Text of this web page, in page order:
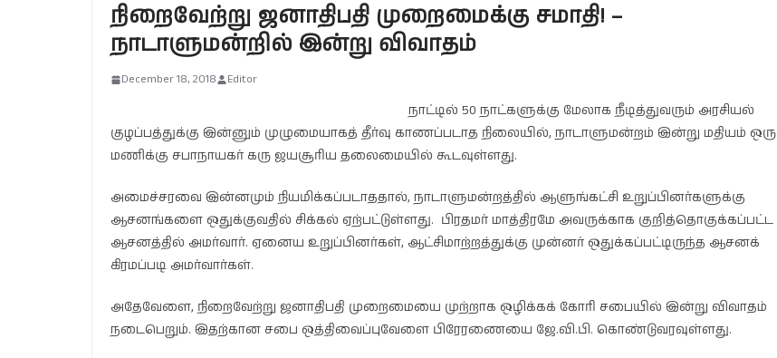
நிறைவேற்று ஜனாதிபதி முறைமைக்கு சமாதி! –
நாடாளுமன்றில் இன்று விவாதம்
December 18, 2018 Editor
நாட்டில் 50 நாட்களுக்கு மேலாக நீடித்துவரும் அரசியல்
குழப்பத்துக்கு இன்னும் முழுமையாகத் தீர்வு காணப்படாத நிலையில், நாடாளுமன்றம் இன்று மதியம் ஒரு
மணிக்கு சபாநாயகர் கரு ஜயசூரிய தலைமையில் கூடவுள்ளது.
அமைச்சரவை இன்னமும் நியமிக்கப்படாததால், நாடாளுமன்றத்தில் ஆளுங்கட்சி உறுப்பினர்களுக்கு
ஆசனங்களை ஒதுக்குவதில் சிக்கல் ஏற்பட்டுள்ளது. பிரதமர் மாத்திரமே அவருக்காக குறித்தொகுக்கப்பட்ட
ஆசனத்தில் அமர்வார். ஏனைய உறுப்பினர்கள், ஆட்சிமாற்றத்துக்கு முன்னர் ஒதுக்கப்பட்டிருந்த ஆசனக்
கிரமப்படி அமர்வார்கள்.
அதேவேளை, நிறைவேற்று ஜனாதிபதி முறைமையை முற்றாக ஒழிக்கக் கோரி சபையில் இன்று விவாதம்
நடைபெறும். இதற்கான சபை ஒத்திவைப்புவேளை பிரேரணையை ஜே.வி.பி. கொண்டுவரவுள்ளது.